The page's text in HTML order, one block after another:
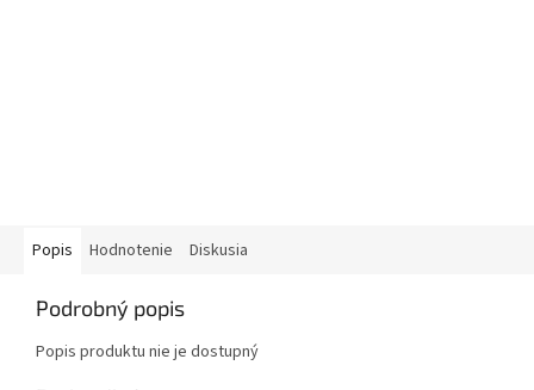
Popis Hodnotenie Diskusia
Podrobný popis
Popis produktu nie je dostupný